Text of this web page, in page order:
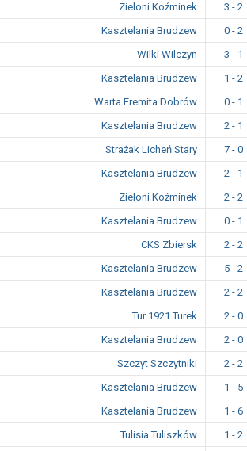
Zieloni Koźminek 3 - 2
Kasztelania Brudzew 0 - 2
Wilki Wilczyn 3 - 1
Kasztelania Brudzew 1 - 2
Warta Eremita Dobrów 0 - 1
Kasztelania Brudzew 2 - 1
Strażak Licheń Stary 7 - 0
Kasztelania Brudzew 2 - 1
Zieloni Koźminek 2 - 2
Kasztelania Brudzew 0 - 1
CKS Zbiersk 2 - 2
Kasztelania Brudzew 5 - 2
Kasztelania Brudzew 2 - 2
Tur 1921 Turek 2 - 0
Kasztelania Brudzew 2 - 0
Szczyt Szczytniki 2 - 2
Kasztelania Brudzew 1 - 5
Kasztelania Brudzew 1 - 6
Tulisia Tuliszków 1 - 2